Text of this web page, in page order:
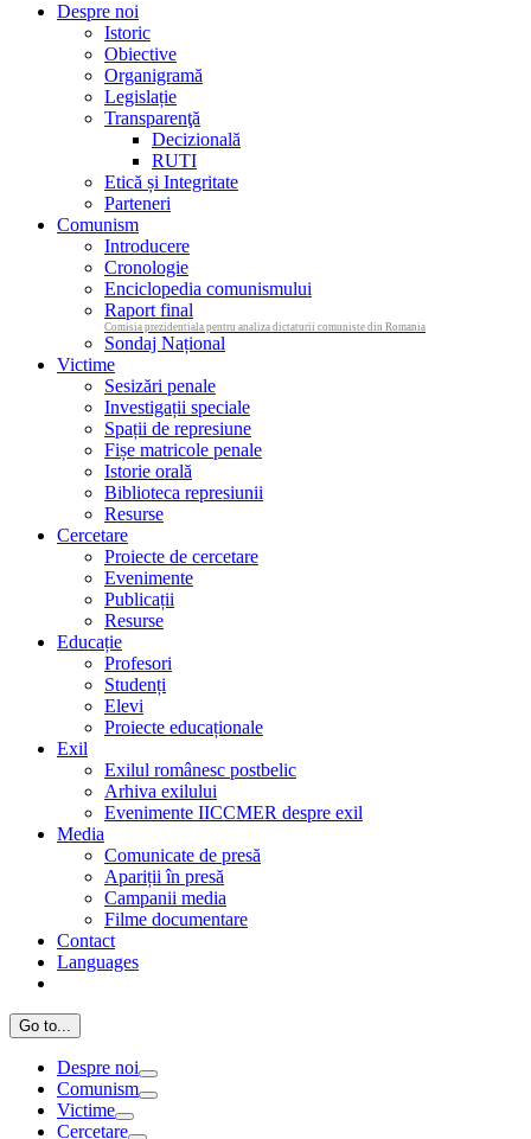
Despre noi
Istoric
Obiective
Organigramă
Legislație
Transparenţă
Decizională
RUTI
Etică și Integritate
Parteneri
Comunism
Introducere
Cronologie
Enciclopedia comunismului
Raport final
Comisia prezidentiala pentru analiza dictaturii comuniste din Romania
Sondaj Național
Victime
Sesizări penale
Investigații speciale
Spații de represiune
Fișe matricole penale
Istorie orală
Biblioteca represiunii
Resurse
Cercetare
Proiecte de cercetare
Evenimente
Publicații
Resurse
Educație
Profesori
Studenți
Elevi
Proiecte educaționale
Exil
Exilul românesc postbelic
Arhiva exilului
Evenimente IICCMER despre exil
Media
Comunicate de presă
Apariții în presă
Campanii media
Filme documentare
Contact
Languages
Go to...
Despre noi
Comunism
Victime
Cercetare